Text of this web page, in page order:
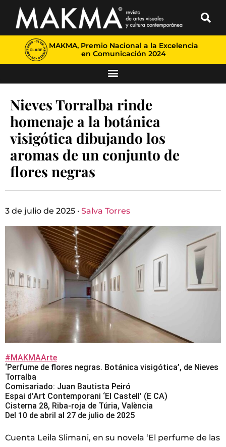
MAKMA, Premio Nacional a la Excelencia
en Comunicación 2024
Nieves Torralba rinde
homenaje a la botánica
visigótica dibujando los
aromas de un conjunto de
flores negras
3 de julio de 2025 · Salva Torres
#MAKMAArte
‘Perfume de flores negras. Botánica visigótica’, de Nieves
Torralba
Comisariado: Juan Bautista Peiró
Espai d’Art Contemporani ‘El Castell’ (E CA)
Cisterna 28, Riba-roja de Túria, València
Del 10 de abril al 27 de julio de 2025
Cuenta Leila Slimani, en su novela ‘El perfume de las